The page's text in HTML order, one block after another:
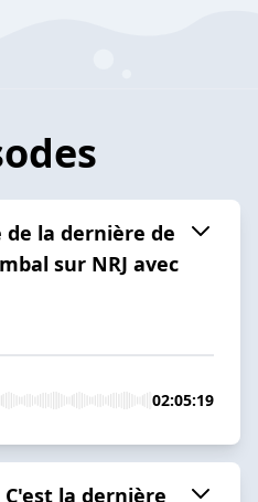
la dernière de
sur NRJ avec
02:05:19
C'est la dernière